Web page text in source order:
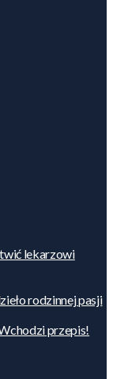
lekarzowi
rodzinnej pasji
przepis!